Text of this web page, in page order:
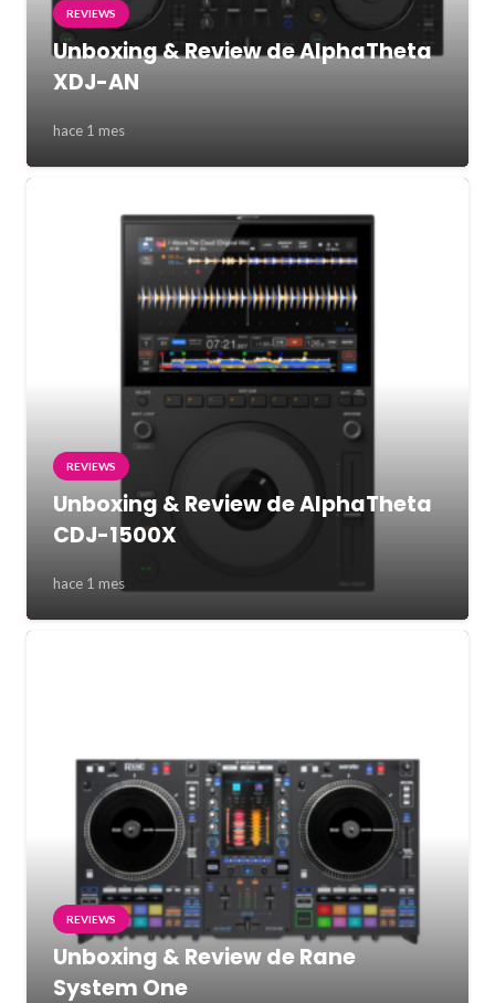
REVIEWS
Unboxing & Review de AlphaTheta
XDJ-AN
hace 1 mes
REVIEWS
Unboxing & Review de AlphaTheta
CDJ-1500X
hace 1 mes
REVIEWS
Unboxing & Review de Rane
System One